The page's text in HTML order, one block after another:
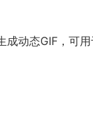
动态GIF，可